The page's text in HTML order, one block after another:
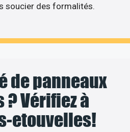
soucier des formalités.
de panneaux
Vérifiez à
etouvelles!